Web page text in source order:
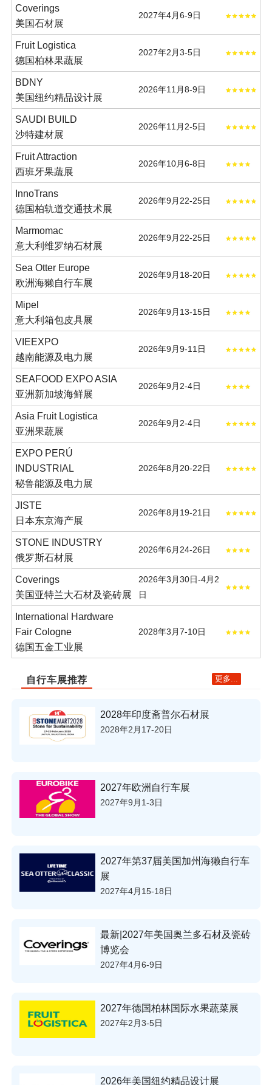
Coverings
美国石材展
2027年4月6-9日
Fruit Logistica
德国柏林果蔬展
2027年2月3-5日
BDNY
美国纽约精品设计展
2026年11月8-9日
SAUDI BUILD
沙特建材展
2026年11月2-5日
Fruit Attraction
西班牙果蔬展
2026年10月6-8日
InnoTrans
德国柏轨道交通技术展
2026年9月22-25日
Marmomac
意大利维罗纳石材展
2026年9月22-25日
Sea Otter Europe
欧洲海獭自行车展
2026年9月18-20日
Mipel
意大利箱包皮具展
2026年9月13-15日
VIEEXPO
越南能源及电力展
2026年9月9-11日
SEAFOOD EXPO ASIA
亚洲新加坡海鲜展
2026年9月2-4日
Asia Fruit Logistica
亚洲果蔬展
2026年9月2-4日
EXPO PERÚ
INDUSTRIAL
秘鲁能源及电力展
2026年8月20-22日
JISTE
日本东京海产展
2026年8月19-21日
STONE INDUSTRY
俄罗斯石材展
2026年6月24-26日
Coverings
美国亚特兰大石材及瓷砖展
2026年3月30日-4月2
日
International Hardware
Fair Cologne
德国五金工业展
2028年3月7-10日
自行车展推荐 更多...
2028年印度斋普尔石材展
2028年2月17-20日
2027年欧洲自行车展
2027年9月1-3日
2027年第37届美国加州海獭自行车
展
2027年4月15-18日
最新|2027年美国奥兰多石材及瓷砖
博览会
2027年4月6-9日
2027年德国柏林国际水果蔬菜展
2027年2月3-5日
2026年美国纽约精品设计展